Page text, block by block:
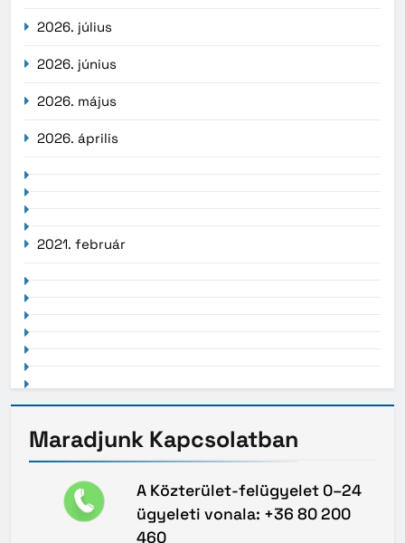
2026. július
2026. június
2026. május
2026. április
2021. február
Maradjunk Kapcsolatban
A Közterület-felügyelet 0–24
ügyeleti vonala: +36 80 200
460